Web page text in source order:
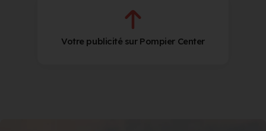
Votre publicité sur Pompier Center